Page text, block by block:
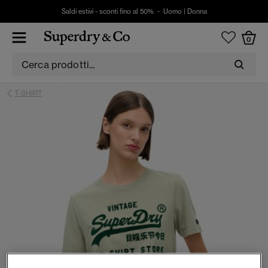
Saldi estivi - sconti fino al 50% - Uomo Donna
0
T-SHIRT